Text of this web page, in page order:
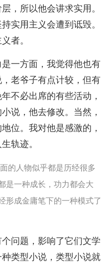
，所以他会讲求实用。
实用主义会遭到诋毁。
者。
一方面，我觉得他也有
老爷子有点计较，但有
不必出席的有些活动，
说，他去修改。当然，
位。我对他是感激的，
轨迹。
的人物似乎都是历经很多
是一种成长，功力都会大
形成金庸笔下的一种模式了
问题，影响了它们文学
类型小说，类型小说就